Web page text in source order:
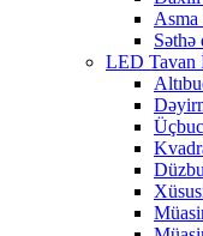
Səthə
LED Tavan